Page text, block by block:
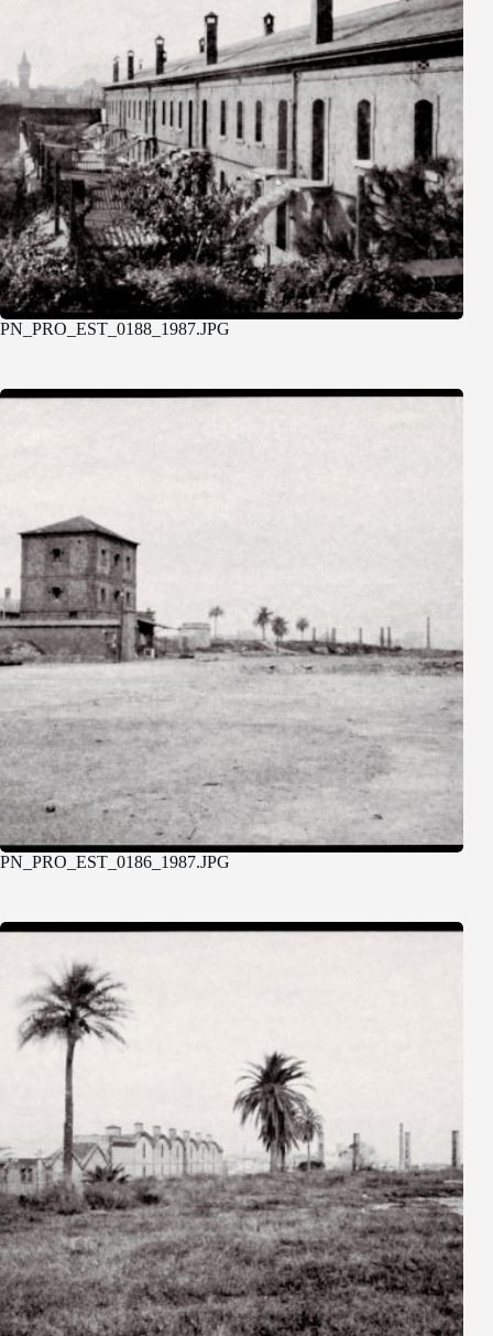
PN_PRO_EST_0188_1987.JPG
PN_PRO_EST_0186_1987.JPG